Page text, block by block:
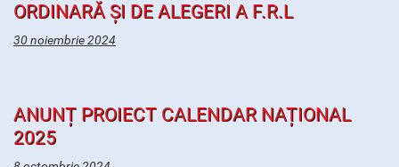
ORDINARĂ ȘI DE ALEGERI A F.R.L
30 noiembrie 2024
ANUNȚ PROIECT CALENDAR NAȚIONAL
2025